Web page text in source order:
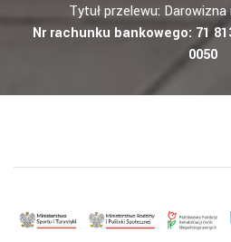
Tytuł przelewu:
Nr rachunku bankowego: 71
0050